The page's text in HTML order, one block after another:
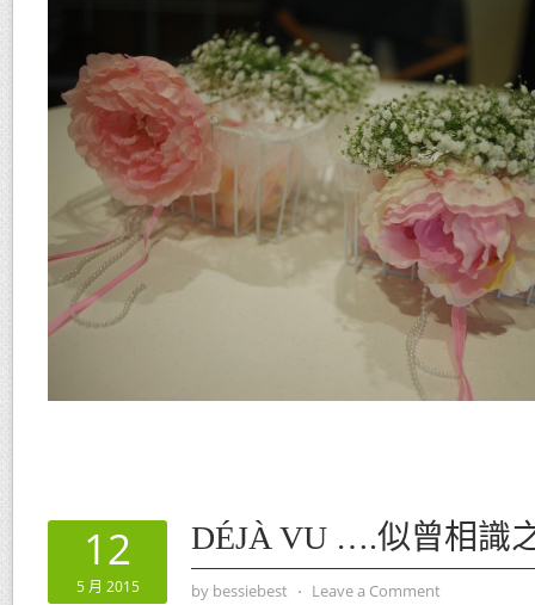
12
5 月 2015
DÉJÀ VU ….似曾相識
by bessiebest ⋅ Leave a Comment